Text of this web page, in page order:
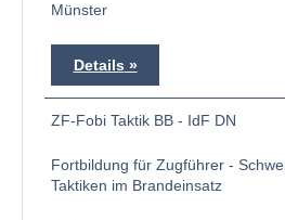
Münster
Details
ZF-Fobi Taktik BB - IdF DN
Fortbildung für Zugführer -
Taktiken im Brandeinsatz